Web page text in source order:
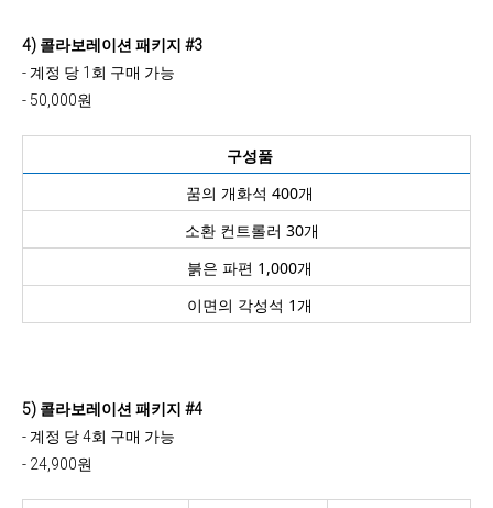
4) 콜라보레이션 패키지 #3
- 계정 당 1회 구매 가능
- 50,000원
구성품
꿈의 개화석 400개
소환 컨트롤러 30개
붉은 파편 1,000개
이면의 각성석 1개
5) 콜라보레이션 패키지 #4
- 계정 당 4회 구매 가능
- 24,900원